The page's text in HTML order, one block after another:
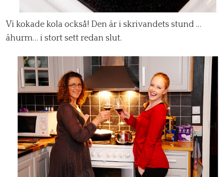
Vi kokade kola också! Den är i skrivandets stund …
ähurm… i stort sett redan slut.